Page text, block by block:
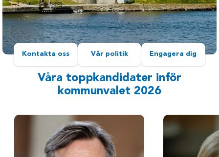
Kontakta oss Vår politik Engagera dig
Våra toppkandidater inför
kommunvalet 2026